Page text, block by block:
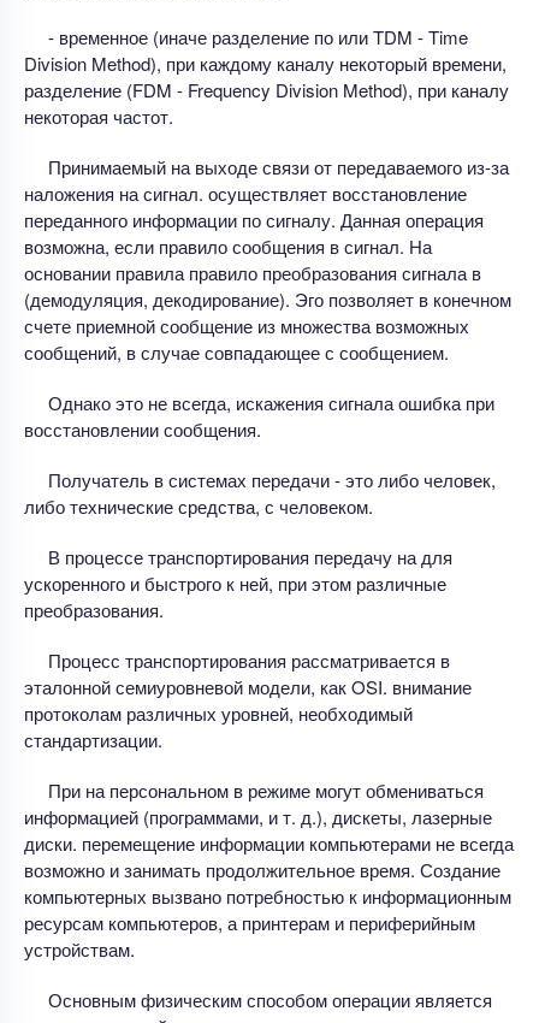
- временное (иначе разделение по или TDM - Time
Division Method), при каждому каналу некоторый времени,
разделение (FDM - Frequency Division Method), при каналу
некоторая частот.
Принимаемый на выходе связи от передаваемого из-за
наложения на сигнал. осуществляет восстановление
переданного информации по сигналу. Данная операция
возможна, если правило сообщения в сигнал. На
основании правила правило преобразования сигнала в
(демодуляция, декодирование). Эго позволяет в конечном
счете приемной сообщение из множества возможных
сообщений, в случае совпадающее с сообщением.
Однако это не всегда, искажения сигнала ошибка при
восстановлении сообщения.
Получатель в системах передачи - это либо человек,
либо технические средства, с человеком.
В процессе транспортирования передачу на для
ускоренного и быстрого к ней, при этом различные
преобразования.
Процесс транспортирования рассматривается в
эталонной семиуровневой модели, как OSI. внимание
протоколам различных уровней, необходимый
стандартизации.
При на персональном в режиме могут обмениваться
информацией (программами, и т. д.), дискеты, лазерные
диски. перемещение информации компьютерами не всегда
возможно и занимать продолжительное время. Создание
компьютерных вызвано потребностью к информационным
ресурсам компьютеров, а принтерам и периферийным
устройствам.
Основным физическим способом операции является